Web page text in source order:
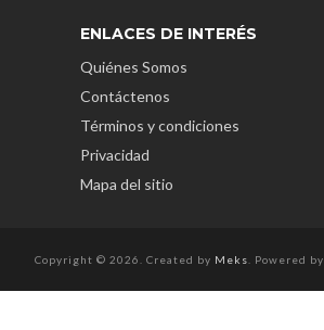
ENLACES DE INTERÉS
Quiénes Somos
Contáctenos
Términos y condiciones
Privacidad
Mapa del sitio
Copyright © 2026. Created by Meks . Powered by